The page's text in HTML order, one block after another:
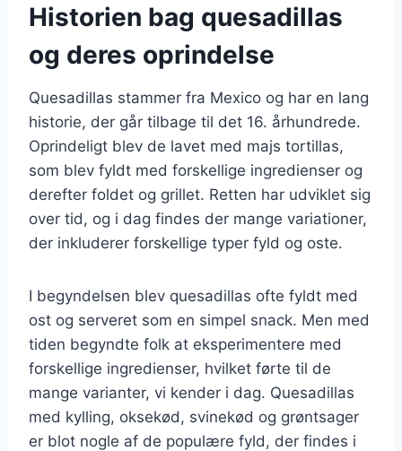
Historien bag quesadillas
og deres oprindelse
Quesadillas stammer fra Mexico og har en lang
historie, der går tilbage til det 16. århundrede.
Oprindeligt blev de lavet med majs tortillas,
som blev fyldt med forskellige ingredienser og
derefter foldet og grillet. Retten har udviklet sig
over tid, og i dag findes der mange variationer,
der inkluderer forskellige typer fyld og oste.
I begyndelsen blev quesadillas ofte fyldt med
ost og serveret som en simpel snack. Men med
tiden begyndte folk at eksperimentere med
forskellige ingredienser, hvilket førte til de
mange varianter, vi kender i dag. Quesadillas
med kylling, oksekød, svinekød og grøntsager
er blot nogle af de populære fyld, der findes i